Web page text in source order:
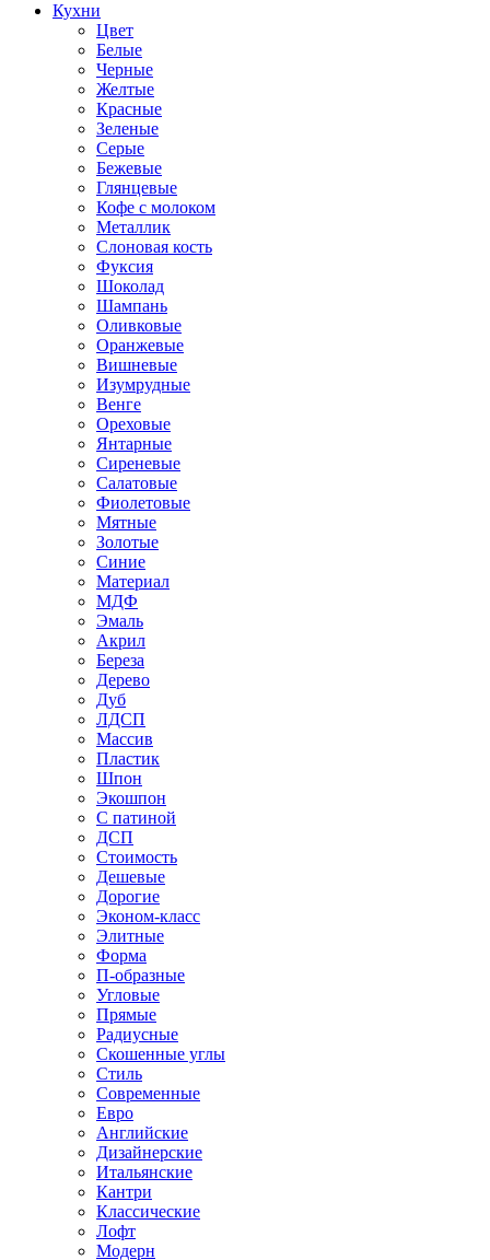
Кухни
Цвет
Белые
Черные
Желтые
Красные
Зеленые
Серые
Бежевые
Глянцевые
Кофе с молоком
Металлик
Слоновая кость
Фуксия
Шоколад
Шампань
Оливковые
Оранжевые
Вишневые
Изумрудные
Венге
Ореховые
Янтарные
Сиреневые
Салатовые
Фиолетовые
Мятные
Золотые
Синие
Материал
МДФ
Эмаль
Акрил
Береза
Дерево
Дуб
ЛДСП
Массив
Пластик
Шпон
Экошпон
С патиной
ДСП
Стоимость
Дешевые
Дорогие
Эконом-класс
Элитные
Форма
П-образные
Угловые
Прямые
Радиусные
Скошенные углы
Стиль
Современные
Евро
Английские
Дизайнерские
Итальянские
Кантри
Классические
Лофт
Модерн